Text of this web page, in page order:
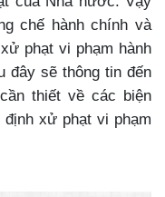
chế hành chính và
phạt vi phạm hành
đây sẽ thông tin đến
thiết về các biện
xử phạt vi phạm